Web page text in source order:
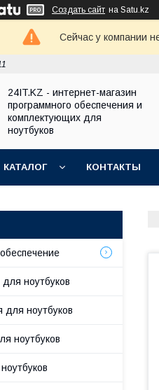
Создать сайт на Satu.kz
Сейчас у компании
24IT.KZ - интернет-магазин
программного обеспечения и
комплектующих для
ноутбуков
КАТАЛОГ КОНТАКТЫ
ноутбуков
для ноутбуков
ноутбуков